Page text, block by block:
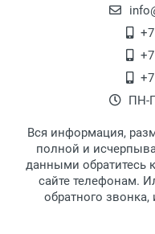
Ширина линзы:
Ширина мостика:
Тип оправы:
Материал линзы:
Материал оправы:
Материал дужки:
наличными
выдачи
Перечисление
офисе
второй этаж,
После того,
выдачи,
клиентом и
товара.
Для
обязательно
Заказ
рабочих дней
ПН-
Вся информация,
полной и
данными обратитесь
сайте телефонам.
обратного